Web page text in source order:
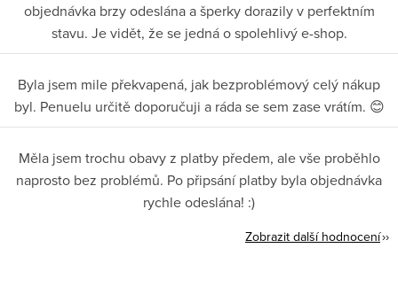
objednávka brzy odeslána a šperky dorazily v perfektním
stavu. Je vidět, že se jedná o spolehlivý e-shop.
Byla jsem mile překvapená, jak bezproblémový celý nákup
byl. Penuelu určitě doporučuji a ráda se sem zase vrátím. 😊
Měla jsem trochu obavy z platby předem, ale vše proběhlo
naprosto bez problémů. Po připsání platby byla objednávka
rychle odeslána! :)
Zobrazit další hodnocení